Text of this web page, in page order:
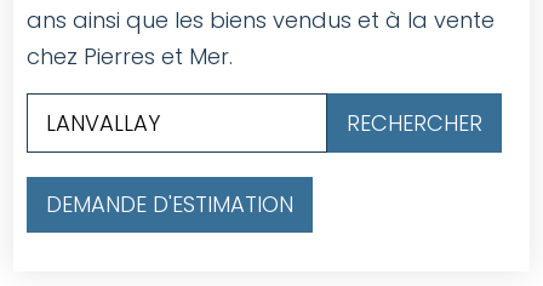
ans ainsi que les biens vendus et à la vente
chez Pierres et Mer.
DEMANDE D'ESTIMATION